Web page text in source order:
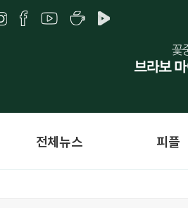
전체뉴스 피플